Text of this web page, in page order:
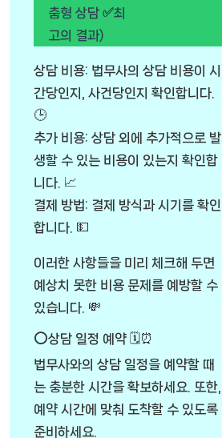
춤형 상담 ✅최
고의 결과)
상담 비용: 법무사의 상담 비용이 시
간당인지, 사건당인지 확인합니다.
🕒
추가 비용: 상담 외에 추가적으로 발
생할 수 있는 비용이 있는지 확인합
니다. 📈
결제 방법: 결제 방식과 시기를 확인
합니다. 💵
이러한 사항들을 미리 체크해 두면
예상치 못한 비용 문제를 예방할 수
있습니다. 💸
⭕상담 일정 예약 🗓️⏰
법무사와의 상담 일정을 예약할 때
는 충분한 시간을 확보하세요. 또한,
예약 시간에 맞춰 도착할 수 있도록
준비하세요.